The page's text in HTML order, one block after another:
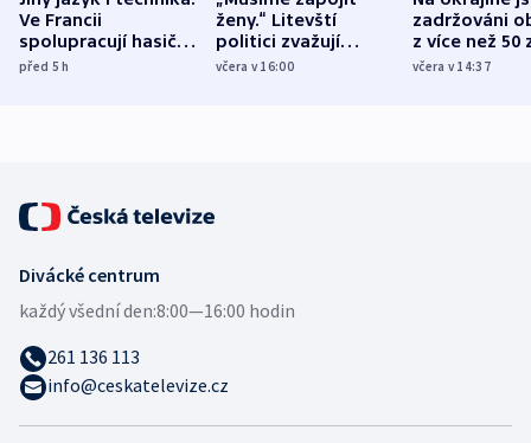
Ve Francii
spolupracují hasiči z
různých zemí
před 5h
ženy.“ Litevští
politici zvažují
dohodu o
včera v 16:00
zadržováni
z více než 50
Bojovali na
včera v 14:37
Divácké centrum
každý všední den:8:00—16:00 hodin
261 136 113
info@ceskatelevize.cz